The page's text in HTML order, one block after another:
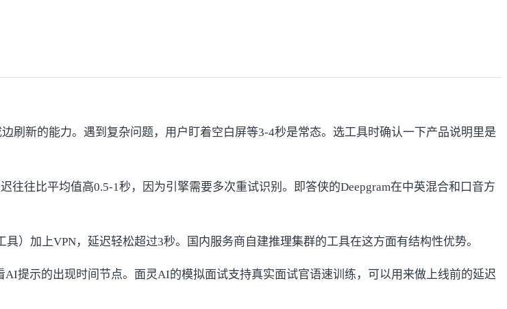
刷新的能力。遇到复杂问题，用户盯着空白屏等3-4秒是常态。选工具时确认一下产品说明里是
往往比平均值高0.5-1秒，因为引擎需要多次重试识别。即答侠的Deepgram在中英混合和口音方
）加上VPN，延迟轻松超过3秒。国内服务商自建推理集群的工具在这方面有结构性优势。
提示的出现时间节点。 面灵AI的模拟面试支持真实面试官语速训练，可以用来做上线前的延迟